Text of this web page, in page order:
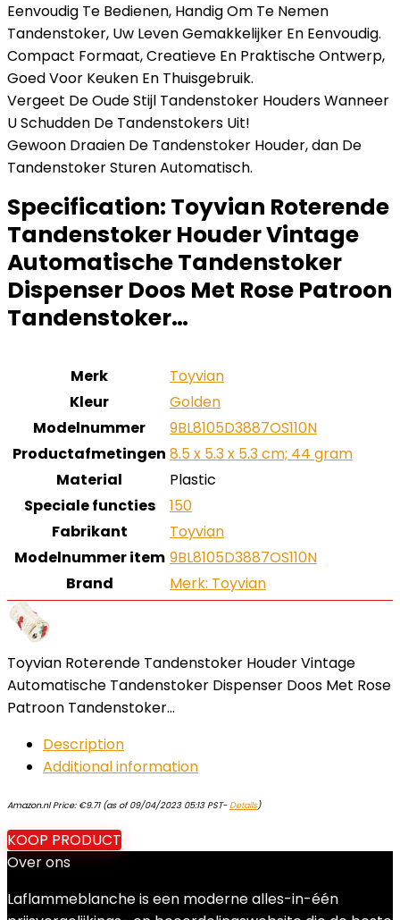
Eenvoudig Te Bedienen, Handig Om Te Nemen
Tandenstoker, Uw Leven Gemakkelijker En Eenvoudig.
Compact Formaat, Creatieve En Praktische Ontwerp,
Goed Voor Keuken En Thuisgebruik.
Vergeet De Oude Stijl Tandenstoker Houders Wanneer
U Schudden De Tandenstokers Uit!
Gewoon Draaien De Tandenstoker Houder, dan De
Tandenstoker Sturen Automatisch.
Specification: Toyvian Roterende
Tandenstoker Houder Vintage
Automatische Tandenstoker
Dispenser Doos Met Rose Patroon
Tandenstoker…
Merk
‎Toyvian
Kleur
‎Golden
Modelnummer
‎9BL8105D3887OS110N
Productafmetingen ‎8.5 x 5.3 x 5.3 cm; 44 gram
Material
‎Plastic
Speciale functies
‎150
Fabrikant
‎Toyvian
Modelnummer item ‎9BL8105D3887OS110N
Brand
Merk: Toyvian
Toyvian Roterende Tandenstoker Houder Vintage
Automatische Tandenstoker Dispenser Doos Met Rose
Patroon Tandenstoker…
Description
Additional information
Amazon.nl Price: €9.71(as of 09/04/2023 05:13 PST-Details)
KOOP PRODUCT
Over ons
Laflammeblanche is een moderne alles-in-één